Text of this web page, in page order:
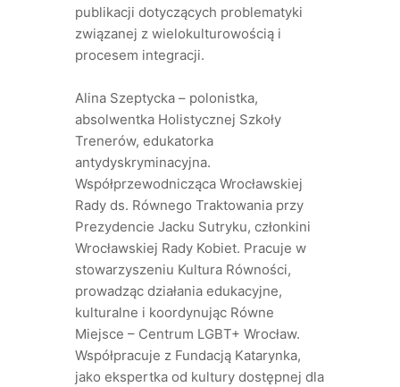
publikacji dotyczących problematyki
związanej z wielokulturowością i
procesem integracji.
Alina Szeptycka – polonistka,
absolwentka Holistycznej Szkoły
Trenerów, edukatorka
antydyskryminacyjna.
Współprzewodnicząca Wrocławskiej
Rady ds. Równego Traktowania przy
Prezydencie Jacku Sutryku, członkini
Wrocławskiej Rady Kobiet. Pracuje w
stowarzyszeniu Kultura Równości,
prowadząc działania edukacyjne,
kulturalne i koordynując Równe
Miejsce – Centrum LGBT+ Wrocław.
Współpracuje z Fundacją Katarynka,
jako ekspertka od kultury dostępnej dla